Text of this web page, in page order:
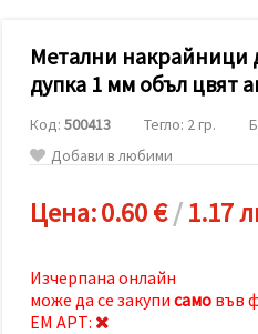
маркетинг.
Можеш да
съгласиш
използваме
като
всички!"
или да
посочиш
предпочитанията
Метални накрайници
дупка 1 мм объл цвят
Код: 500413 Тегло: 2 гр.
Добави в любими
Цена:0.60 €/1.17
Изчерпана онлайн
може да се закупи само във
ЕМ АРТ: